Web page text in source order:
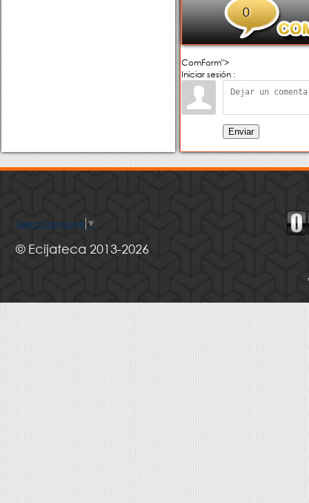
0
ComForm">
Iniciar sesión :
Enviar
Select Language ▼
© Ecijateca 2013-2026